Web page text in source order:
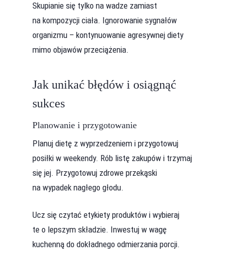
Skupianie się tylko na wadze zamiast
na kompozycji ciała. Ignorowanie sygnałów
organizmu – kontynuowanie agresywnej diety
mimo objawów przeciążenia.
Jak unikać błędów i osiągnąć
sukces
Planowanie i przygotowanie
Planuj dietę z wyprzedzeniem i przygotowuj
posiłki w weekendy. Rób listę zakupów i trzymaj
się jej. Przygotowuj zdrowe przekąski
na wypadek nagłego głodu.
Ucz się czytać etykiety produktów i wybieraj
te o lepszym składzie. Inwestuj w wagę
kuchenną do dokładnego odmierzania porcji.